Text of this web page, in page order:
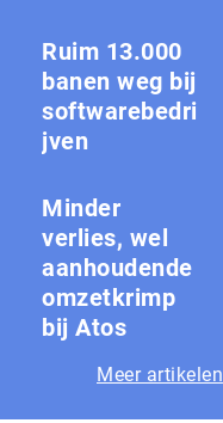
Ruim 13.000
banen weg bij
softwarebedri
jven
Minder
verlies, wel
aanhoudende
omzetkrimp
bij Atos
Meer artikelen